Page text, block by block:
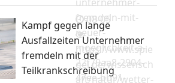
Kosten zu senken. Bis Verbraucher
davon etwas merken, soll es aber
noch dauern.
Kampf gegen lange
Ausfallzeiten Unternehmer
fremdeln mit der
Teilkrankschreibung
fremdeln-mit-
neuer-
moeglichkeit-a-
22f79aa8-2904-
47ee-bb91-
08-05
https://www.spie
gel.de/wissensch
aft/natur/wetter-